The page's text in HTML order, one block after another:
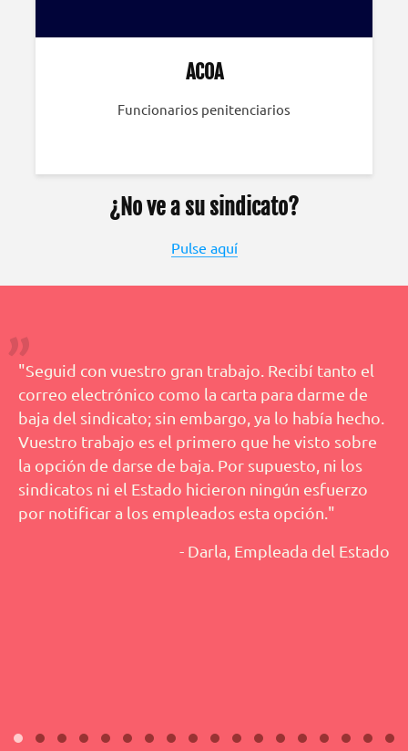
ACOA
Funcionarios penitenciarios
¿No ve a su sindicato?
Pulse aquí
"Seguid con vuestro gran trabajo. Recibí tanto el
correo electrónico como la carta para darme de
baja del sindicato; sin embargo, ya lo había hecho.
Vuestro trabajo es el primero que he visto sobre
la opción de darse de baja. Por supuesto, ni los
sindicatos ni el Estado hicieron ningún esfuerzo
por notificar a los empleados esta opción."
- Darla, Empleada del Estado